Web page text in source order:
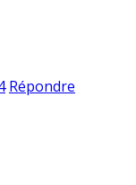
Répondre